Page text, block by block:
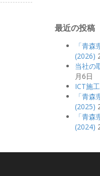
最近の投稿
「青
(2026)
当社の
月6日
ICT施
「青
(2025)
「青
(2024)